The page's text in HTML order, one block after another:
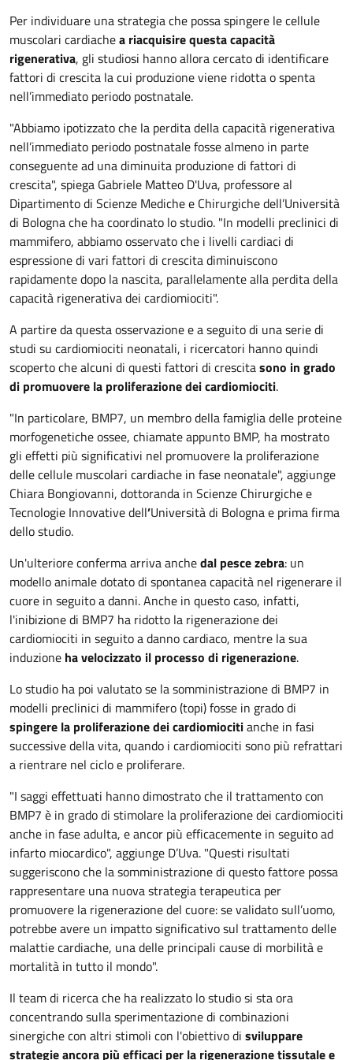
Per individuare una strategia che possa spingere le cellule
muscolari cardiachea riacquisire questa capacità
rigenerativa, gli studiosi hanno allora cercato di identificare
fattori di crescita la cui produzione viene ridotta o spenta
nell’immediato periodo postnatale.
"Abbiamo ipotizzato che la perdita della capacità rigenerativa
nell’immediato periodo postnatale fosse almeno in parte
conseguente ad una diminuita produzione di fattori di
crescita", spiega Gabriele Matteo D'Uva, professore al
Dipartimento di Scienze Mediche e Chirurgiche dell’Università
di Bologna che ha coordinato lo studio. "In modelli preclinici di
mammifero, abbiamo osservato che i livelli cardiaci di
espressione di vari fattori di crescita diminuiscono
rapidamente dopo la nascita, parallelamente alla perdita della
capacità rigenerativa dei cardiomiociti".
A partire da questa osservazione e a seguito di una serie di
studi su cardiomiociti neonatali, i ricercatori hanno quindi
scoperto che alcuni di questi fattori di crescitasono in grado
di promuovere la proliferazione dei cardiomiociti.
"In particolare, BMP7, un membro della famiglia delle proteine
morfogenetiche ossee, chiamate appunto BMP, ha mostrato
gli effetti più significativi nel promuovere la proliferazione
delle cellule muscolari cardiache in fase neonatale", aggiunge
Chiara Bongiovanni, dottoranda in Scienze Chirurgiche e
Tecnologie Innovative dell’Università di Bologna e prima firma
dello studio.
Un'ulteriore conferma arriva anchedal pesce zebra: un
modello animale dotato di spontanea capacità nel rigenerare il
cuore in seguito a danni. Anche in questo caso, infatti,
l'inibizione di BMP7 ha ridotto la rigenerazione dei
cardiomiociti in seguito a danno cardiaco, mentre la sua
induzione ha velocizzato il processo di rigenerazione.
Lo studio ha poi valutato se la somministrazione di BMP7 in
modelli preclinici di mammifero (topi) fosse in grado di
spingere la proliferazione dei cardiomiocitianche in fasi
successive della vita, quando i cardiomiociti sono più refrattari
a rientrare nel ciclo e proliferare.
"I saggi effettuati hanno dimostrato che il trattamento con
BMP7 è in grado di stimolare la proliferazione dei cardiomiociti
anche in fase adulta, e ancor più efficacemente in seguito ad
infarto miocardico", aggiunge D’Uva. "Questi risultati
suggeriscono che la somministrazione di questo fattore possa
rappresentare una nuova strategia terapeutica per
promuovere la rigenerazione del cuore: se validato sull’uomo,
potrebbe avere un impatto significativo sul trattamento delle
malattie cardiache, una delle principali cause di morbilità e
mortalità in tutto il mondo".
Il team di ricerca che ha realizzato lo studio si sta ora
concentrando sulla sperimentazione di combinazioni
sinergiche con altri stimoli con l'obiettivo di sviluppare
strategie ancora più efficaci per la rigenerazione tissutale e